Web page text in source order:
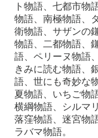
ト物語、七都市物
物語、南極物語、
衛物語、サザンの
物語、二都物語、
語、ペリーヌ物語
きみに読む物語、
語、世にも奇妙な
夏物語、いちご物
横綱物語、シルマ
落窪物語、迷宮物
ラバマ物語。